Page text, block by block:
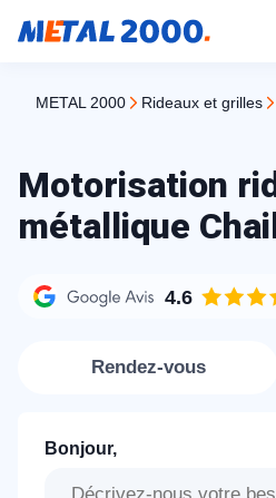
METAL 2000 rideaux et grilles
Motorisation
métallique
4.6
Rendez-vous
Bonjour,